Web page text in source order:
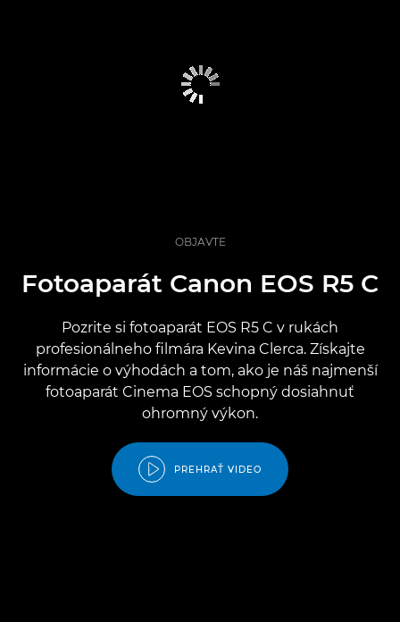
OBJAVTE
Fotoaparát Canon EOS R5 C
Pozrite si fotoaparát EOS R5 C v rukách
profesionálneho filmára Kevina Clerca. Získajte
informácie o výhodách a tom, ako je náš najmenší
fotoaparát Cinema EOS schopný dosiahnuť
ohromný výkon.
PREHRAŤ VIDEO